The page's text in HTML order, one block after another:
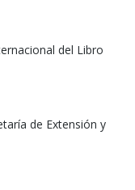
del Libro
de Extensión y